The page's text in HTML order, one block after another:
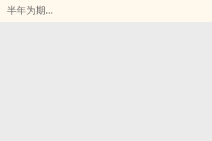
半年为期